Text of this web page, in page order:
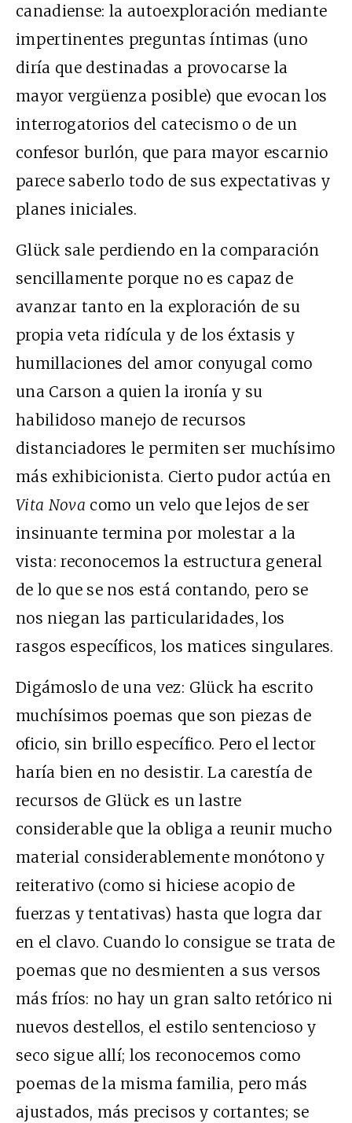
canadiense: la autoexploración mediante
impertinentes preguntas íntimas (uno
diría que destinadas a provocarse la
mayor vergüenza posible) que evocan los
interrogatorios del catecismo o de un
confesor burlón, que para mayor escarnio
parece saberlo todo de sus expectativas y
planes iniciales.
Glück sale perdiendo en la comparación
sencillamente porque no es capaz de
avanzar tanto en la exploración de su
propia veta ridícula y de los éxtasis y
humillaciones del amor conyugal como
una Carson a quien la ironía y su
habilidoso manejo de recursos
distanciadores le permiten ser muchísimo
más exhibicionista. Cierto pudor actúa en
Vita Nova como un velo que lejos de ser
insinuante termina por molestar a la
vista: reconocemos la estructura general
de lo que se nos está contando, pero se
nos niegan las particularidades, los
rasgos específicos, los matices singulares.
Digámoslo de una vez: Glück ha escrito
muchísimos poemas que son piezas de
oficio, sin brillo específico. Pero el lector
haría bien en no desistir. La carestía de
recursos de Glück es un lastre
considerable que la obliga a reunir mucho
material considerablemente monótono y
reiterativo (como si hiciese acopio de
fuerzas y tentativas) hasta que logra dar
en el clavo. Cuando lo consigue se trata de
poemas que no desmienten a sus versos
más fríos: no hay un gran salto retórico ni
nuevos destellos, el estilo sentencioso y
seco sigue allí; los reconocemos como
poemas de la misma familia, pero más
ajustados, más precisos y cortantes; se